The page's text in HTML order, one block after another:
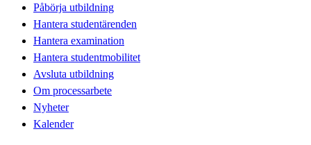
Påbörja utbildning
Hantera studentärenden
Hantera examination
Hantera studentmobilitet
Avsluta utbildning
Om processarbete
Nyheter
Kalender